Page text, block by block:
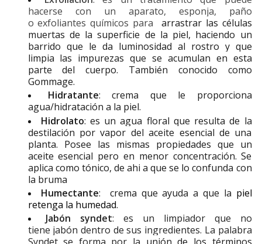
hacerse con un aparato, esponja, paño
o exfoliantes químicos para arrastrar las células
muertas de la superficie de la piel, haciendo un
barrido que le da luminosidad al rostro y que
limpia las impurezas que se acumulan en esta
parte del cuerpo. También conocido como
Gommage.
Hidratante: crema que le proporciona
agua/hidratación a la piel.
Hidrolato: es un agua floral que resulta de la
destilación por vapor del aceite esencial de una
planta. Posee las mismas propiedades que un
aceite esencial pero en menor concentración. Se
aplica como tónico, de ahi a que se lo confunda con
la bruma
Humectante: crema queayuda a que la piel
retenga la humedad.
Jabón syndet: es un limpiador que no
tiene jabón dentro de sus ingredientes. La palabra